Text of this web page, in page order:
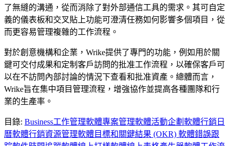
了無縫的溝通，從而消除了對外部通信工具的需求。其可自定
義的儀表板和交叉貼上功能可澄清任務如何影響多個項目，從
而更容易管理複雜的工作流程。
對於創意機構和企業，Wrike提供了專門的功能，例如用於關
鍵可交付成果和定制客戶訪問的批准工作流程，以確保客戶可
以在不訪問內部討論的情況下查看和批准資產。總體而言，
Wrike旨在集中項目管理流程，增強協作並提高各種團隊和行
業的生產率。
目錄: Business工作管理軟體專案管理軟體活動企劃軟體行銷日
曆軟體行銷資源管理軟體目標和關鍵結果 (OKR) 軟體錯誤跟